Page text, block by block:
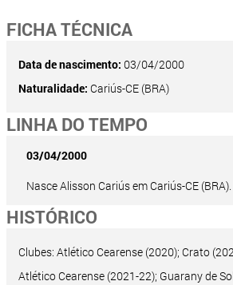
FICHA TÉCNICA
Data de nascimento: 03/04/2000
Naturalidade: Cariús-CE (BRA)
LINHA DO TEMPO
03/04/2000
Nasce Alisson Cariús em Cariús-CE (BRA).
HISTÓRICO
Clubes: Atlético Cearense (2020); Crato
Atlético Cearense (2021-22); Guarany de